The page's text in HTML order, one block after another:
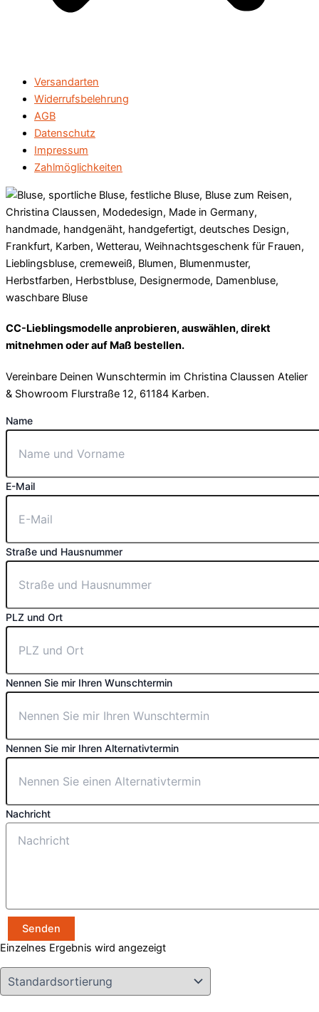
Einzelnes Ergebnis wird angezeigt
Versandarten
Widerrufsbelehrung
AGB
Datenschutz
Impressum
Zahlmöglichkeiten
CC-Lieblingsmodelle anprobieren, auswählen, direkt
mitnehmen oder auf Maß bestellen.
Vereinbare Deinen Wunschtermin im Christina Claussen Atelier
& Showroom Flurstraße 12, 61184 Karben.
Name
E-Mail
Straße und Hausnummer
PLZ und Ort
Nennen Sie mir Ihren Wunschtermin
Nennen Sie mir Ihren Alternativtermin
Nachricht
Senden